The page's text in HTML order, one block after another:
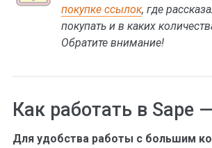
покупке ссылок, где
покупать и в каких
Обратите внимание!
Как работать в Sape
Для удобства работы с большим